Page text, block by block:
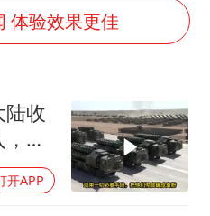
接盘烂尾恒大文旅城
星演唱会取消
心系体育强国建设
体验效果更佳
陆收
日
开APP